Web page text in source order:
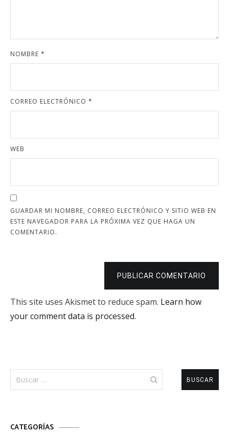
NOMBRE *
CORREO ELECTRÓNICO *
WEB
GUARDAR MI NOMBRE, CORREO ELECTRÓNICO Y SITIO WEB EN
ESTE NAVEGADOR PARA LA PRÓXIMA VEZ QUE HAGA UN
COMENTARIO.
PUBLICAR COMENTARIO
This site uses Akismet to reduce spam. Learn how
your comment data is processed.
CATEGORÍAS